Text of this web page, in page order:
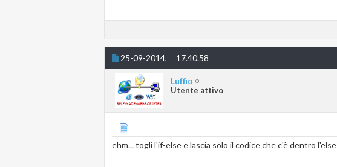
echo $mypass
25-09-2014, 17.40.58
Luffio
Utente attivo
ehm... togli l'if-else e lascia solo il codice che c'è dentro l'else